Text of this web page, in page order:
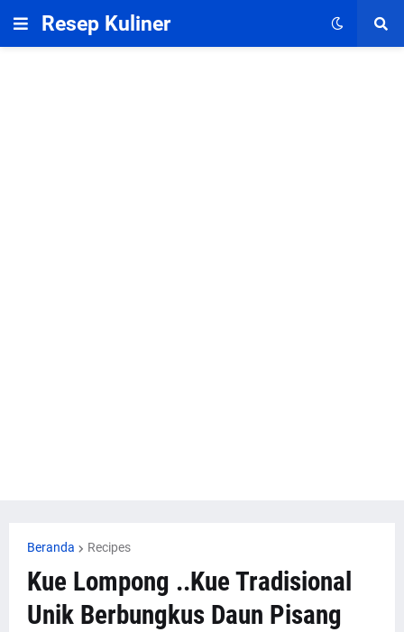
Resep Kuliner
Beranda Recipes
Kue Lompong ..Kue Tradisional
Unik Berbungkus Daun Pisang